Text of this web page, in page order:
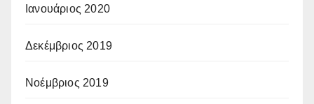
Ιανουάριος 2020
Δεκέμβριος 2019
Νοέμβριος 2019